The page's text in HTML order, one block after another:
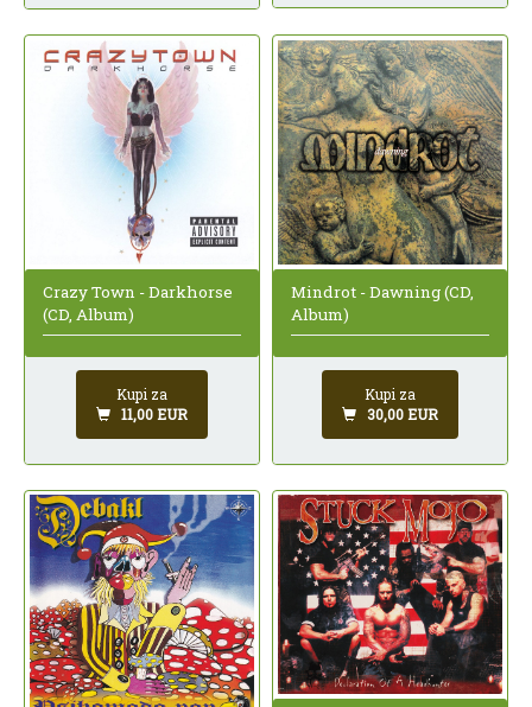
Crazy Town - Darkhorse
(CD, Album)
Kupi za
11,00 EUR
Mindrot - Dawning (CD,
Album)
Kupi za
30,00 EUR